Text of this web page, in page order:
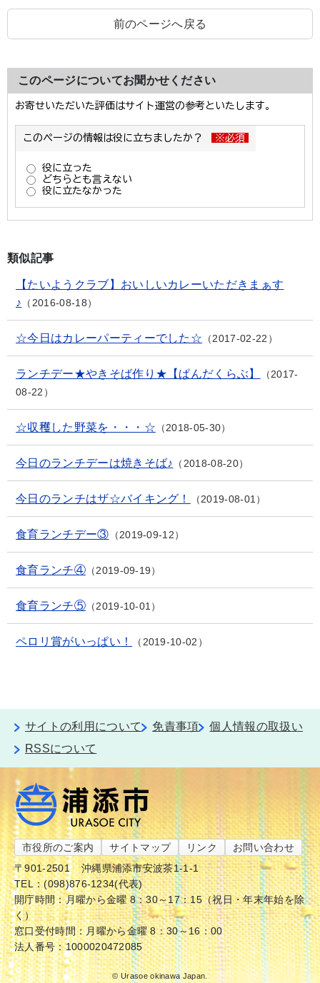
前のページへ戻る
このページについてお聞かせください
類似記事
【たいようクラブ】おいしいカレーいただきまぁす
♪
2016-08-18
☆今日はカレーパーティーでした☆ 2017-02-22
ランチデー★やきそば作り★【ぱんだくらぶ】
2017-
08-22
☆収穫した野菜を・・・☆ 2018-05-30
今日のランチデーは焼きそば♪ 2018-08-20
今日のランチはザ☆バイキング！ 2019-08-01
食育ランチデー③ 2019-09-12
食育ランチ④ 2019-09-19
食育ランチ⑤ 2019-10-01
ペロリ賞がいっぱい！ 2019-10-02
サイトの利用について 免責事項
個人情報の取扱い
RSSについて
市役所のご案内 サイトマップ リンク
お問い合わせ
〒901-2501
沖縄県浦添市安波茶1-1-1
TEL：(098)876-1234(代表)
開庁時間：月曜から金曜 8：30～17：15（祝日・年末年始を除
く）
窓口受付時間：月曜から金曜 8：30～16：00
法人番号：1000020472085
© Urasoe okinawa Japan.